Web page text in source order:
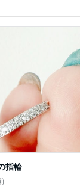
指輪